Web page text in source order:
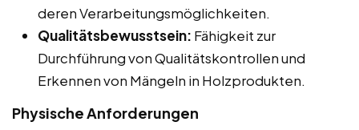
deren Verarbeitungsmöglichkeiten.
Qualitätsbewusstsein: Fähigkeit zur
Durchführung von Qualitätskontrollen und
Erkennen von Mängeln in Holzprodukten.
Physische Anforderungen